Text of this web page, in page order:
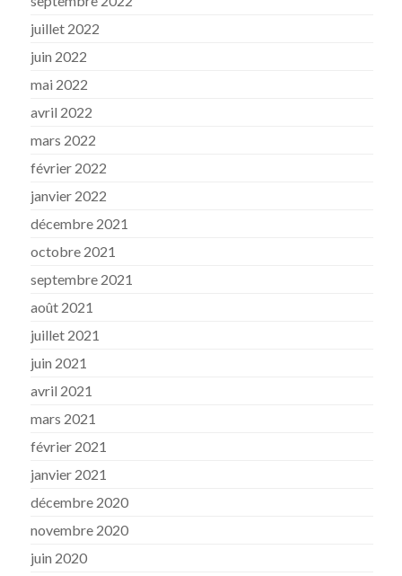
juillet 2022
juin 2022
mai 2022
avril 2022
mars 2022
février 2022
janvier 2022
décembre 2021
octobre 2021
septembre 2021
août 2021
juillet 2021
juin 2021
avril 2021
mars 2021
février 2021
janvier 2021
décembre 2020
novembre 2020
juin 2020